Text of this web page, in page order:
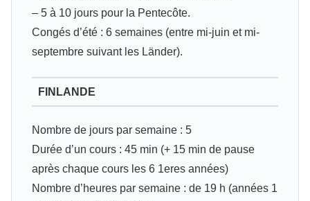
– 5 à 10 jours pour la Pentecôte.
Congés d’été : 6 semaines (entre mi‐juin et mi‐
septembre suivant les Länder).
FINLANDE
Nombre de jours par semaine : 5
Durée d’un cours : 45 min (+ 15 min de pause
après chaque cours les 6 1eres années)
Nombre d’heures par semaine : de 19 h (années 1